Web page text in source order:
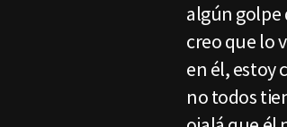
algún golpe
creo que lo
en él, estoy
no todos